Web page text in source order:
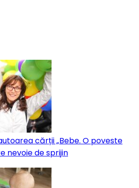
cărții „Bebe. O poveste
nevoie de sprijin